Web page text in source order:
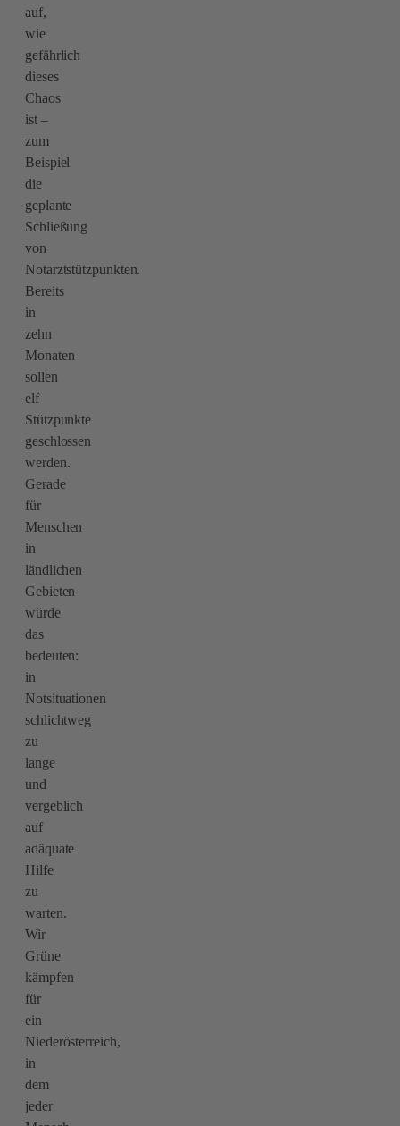
auf,
wie
gefährlich
dieses
Chaos
ist –
zum
Beispiel
die
geplante
Schließung
von
Notarztstützpunkten.
Bereits
in
zehn
Monaten
sollen
elf
Stützpunkte
geschlossen
werden.
Gerade
für
Menschen
in
ländlichen
Gebieten
würde
das
bedeuten:
in
Notsituationen
schlichtweg
zu
lange
und
vergeblich
auf
adäquate
Hilfe
zu
warten.
Wir
Grüne
kämpfen
für
ein
Niederösterreich,
in
dem
jeder